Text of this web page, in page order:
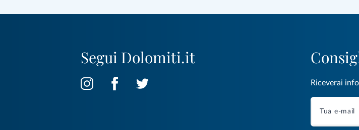
Segui Dolomiti.it
Riceverai